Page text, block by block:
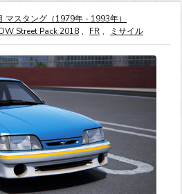
マスタング（1979年 - 1993年）
DW Street Pack 2018 , FR , ミサイル